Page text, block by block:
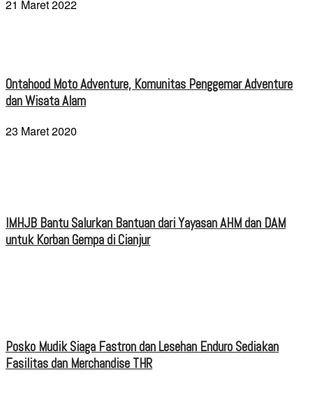
21 Maret 2022
Ontahood Moto Adventure, Komunitas Penggemar Adventure
dan Wisata Alam
23 Maret 2020
IMHJB Bantu Salurkan Bantuan dari Yayasan AHM dan DAM
untuk Korban Gempa di Cianjur
Posko Mudik Siaga Fastron dan Lesehan Enduro Sediakan
Fasilitas dan Merchandise THR